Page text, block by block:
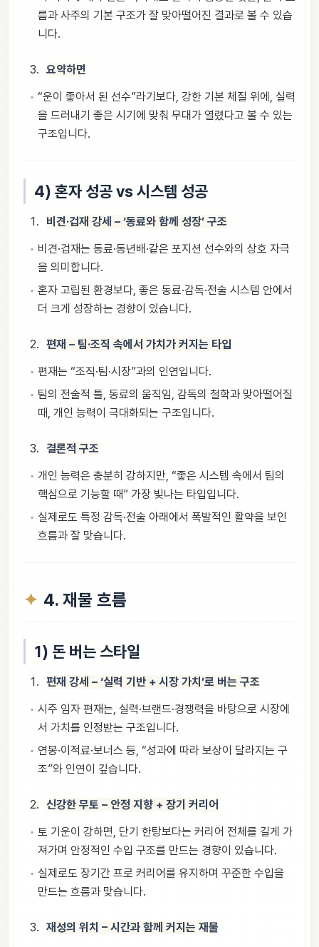
름과 사주의 기본 구조가 잘 맞아떨어진 결과로 볼 수 있습
니다.
요약하면
“운이 좋아서 된 선수”라기보다, 강한 기본 체질 위에, 실력
을 드러내기 좋은 시기에 맞춰 무대가 열렸다고 볼 수 있는
구조입니다.
4) 혼자 성공 vs 시스템 성공
비견·겁재 강세 – ‘동료와 함께 성장’ 구조
비견·겁재는 동료·동년배·같은 포지션 선수와의 상호 자극
을 의미합니다.
혼자 고립된 환경보다, 좋은 동료·감독·전술 시스템 안에서
더 크게 성장하는 경향이 있습니다.
편재 – 팀·조직 속에서 가치가 커지는 타입
편재는 “조직·팀·시장”과의 인연입니다.
팀의 전술적 틀, 동료의 움직임, 감독의 철학과 맞아떨어질
때, 개인 능력이 극대화되는 구조입니다.
결론적 구조
개인 능력은 충분히 강하지만, “좋은 시스템 속에서 팀의
핵심으로 기능할 때” 가장 빛나는 타입입니다.
실제로도 특정 감독·전술 아래에서 폭발적인 활약을 보인
흐름과 잘 맞습니다.
4. 재물 흐름
1) 돈 버는 스타일
편재 강세 – ‘실력 기반 + 시장 가치’로 버는 구조
시주 임자 편재는, 실력·브랜드·경쟁력을 바탕으로 시장에
서 가치를 인정받는 구조입니다.
연봉·이적료·보너스 등, “성과에 따라 보상이 달라지는 구
조”와 인연이 깊습니다.
신강한 무토 – 안정 지향 + 장기 커리어
토 기운이 강하면, 단기 한탕보다는 커리어 전체를 길게 가
져가며 안정적인 수입 구조를 만드는 경향이 있습니다.
실제로도 장기간 프로 커리어를 유지하며 꾸준한 수입을
만드는 흐름과 맞습니다.
재성의 위치 – 시간과 함께 커지는 재물